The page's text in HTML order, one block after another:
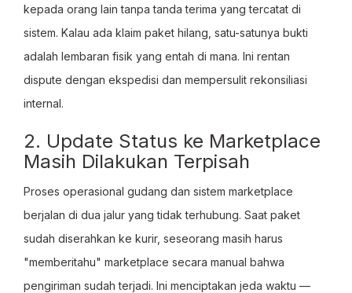
kepada orang lain tanpa tanda terima yang tercatat di
sistem. Kalau ada klaim paket hilang, satu-satunya bukti
adalah lembaran fisik yang entah di mana. Ini rentan
dispute dengan ekspedisi dan mempersulit rekonsiliasi
internal.
2. Update Status ke Marketplace
Masih Dilakukan Terpisah
Proses operasional gudang dan sistem marketplace
berjalan di dua jalur yang tidak terhubung. Saat paket
sudah diserahkan ke kurir, seseorang masih harus
"memberitahu" marketplace secara manual bahwa
pengiriman sudah terjadi. Ini menciptakan jeda waktu —